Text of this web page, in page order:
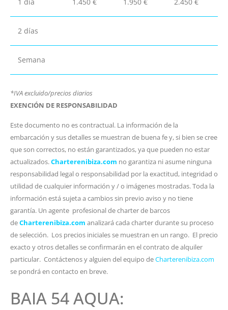
2 días
Semana
*IVA excluido/precios diarios
EXENCIÓN DE RESPONSABILIDAD
Este documento no es contractual. La información de la
embarcación y sus detalles se muestran de buena fe y, si bien se cree
que son correctos, no están garantizados, ya que pueden no estar
actualizados.Charterenibiza.com no garantiza ni asume ninguna
responsabilidad legal o responsabilidad por la exactitud, integridad o
utilidad de cualquier información y / o imágenes mostradas. Toda la
información está sujeta a cambios sin previo aviso y no tiene
garantía. Un agente profesional de charter de barcos
deCharterenibiza.com analizará cada charter durante su proceso
de selección. Los precios iniciales se muestran en un rango. El precio
exacto y otros detalles se confirmarán en el contrato de alquiler
particular. Contáctenos y alguien del equipo deCharterenibiza.com
se pondrá en contacto en breve.
BAIA 54 AQUA: